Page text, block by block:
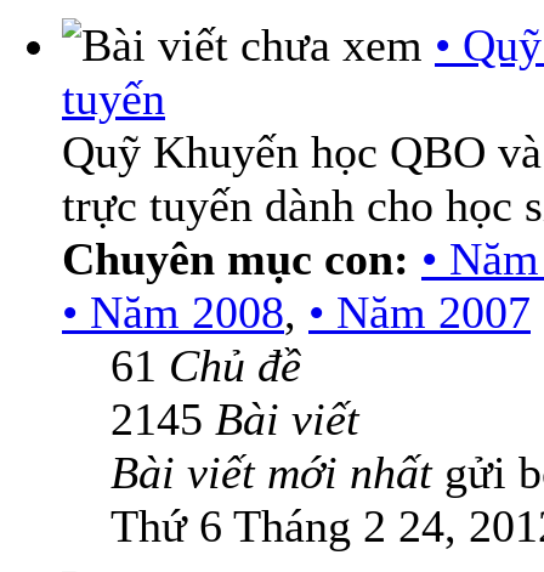
•
tuyến
Quỹ Khuyến học QBO
trực tuyến dành cho học
Chuyên mục con: •
• Năm 2008, • Năm 2007
61 Chủ đề
2145 Bài viết
Bài viết mới nhấtgửi
Thứ 6 Tháng 2 24,